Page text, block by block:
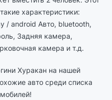
характеристики:
/ android Авто, bluetooth,
Задняя камера,
камера и т.д.
Хуракан на нашей
авто среди списка